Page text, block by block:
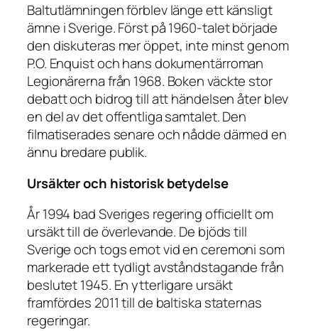
Baltutlämningen förblev länge ett känsligt
ämne i Sverige. Först på 1960-talet började
den diskuteras mer öppet, inte minst genom
P.O. Enquist och hans dokumentärroman
Legionärerna från 1968. Boken väckte stor
debatt och bidrog till att händelsen åter blev
en del av det offentliga samtalet. Den
filmatiserades senare och nådde därmed en
ännu bredare publik.
Ursäkter och historisk betydelse
År 1994 bad Sveriges regering officiellt om
ursäkt till de överlevande. De bjöds till
Sverige och togs emot vid en ceremoni som
markerade ett tydligt avståndstagande från
beslutet 1945. En ytterligare ursäkt
framfördes 2011 till de baltiska staternas
regeringar.